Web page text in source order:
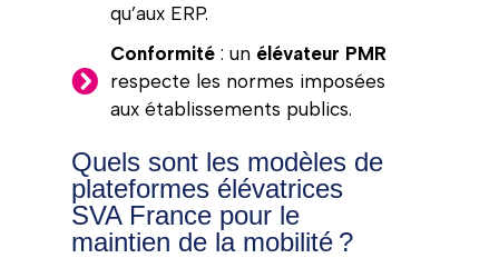
qu’aux ERP.
Conformité: un élévateur PMR
respecte les normes imposées
aux établissements publics.
Quels sont les modèles de
plateformes élévatrices
SVA France pour le
maintien de la mobilité ?